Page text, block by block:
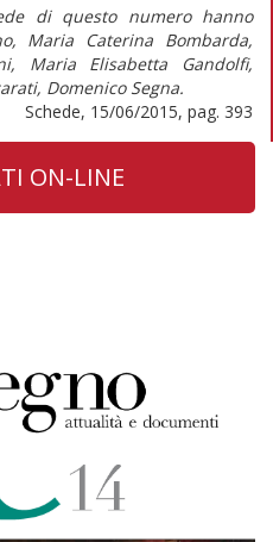
di questo numero hanno
Maria Caterina Bombarda,
Maria Elisabetta Gandolfi,
Domenico Segna.
Schede, 15/06/2015, pag. 393
ON-LINE